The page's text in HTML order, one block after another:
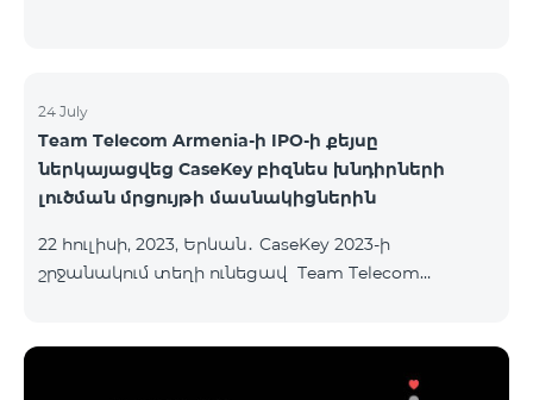
24 July
Team Telecom Armenia-ի IPO-ի քեյսը
ներկայացվեց CaseKey բիզնես խնդիրների
լուծման մրցույթի մասնակիցներին
22 հուլիսի, 2023, Երևան․ CaseKey 2023-ի
շրջանակում տեղի ունեցավ Team Telecom
երիտասարդներ ծանոթացան առաջնային